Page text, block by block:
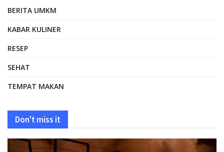
BERITA UMKM
KABAR KULINER
RESEP
SEHAT
TEMPAT MAKAN
Don't miss it